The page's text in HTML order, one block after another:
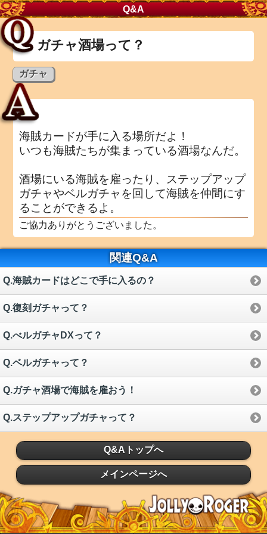
Q&A
ガチャ酒場って？
ガチャ
海賊カードが手に入る場所だよ！
いつも海賊たちが集まっている酒場なんだ。
酒場にいる海賊を雇ったり、ステップアップ
ガチャやベルガチャを回して海賊を仲間にす
ることができるよ。
ご協力ありがとうございました。
関連Q&A
Q.海賊カードはどこで手に入るの？
Q.復刻ガチャって？
Q.べルガチャDXって？
Q.ベルガチャって？
Q.ガチャ酒場で海賊を雇おう！
Q.ステップアップガチャって？
Q&Aトップへ
メインページへ